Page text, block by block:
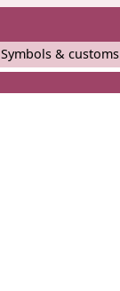
Symbols & customs